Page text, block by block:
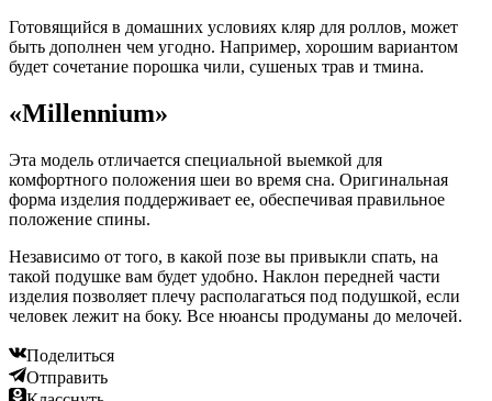
Готовящийся в домашних условиях кляр для роллов, может
быть дополнен чем угодно. Например, хорошим вариантом
будет сочетание порошка чили, сушеных трав и тмина.
«Millennium»
Эта модель отличается специальной выемкой для
комфортного положения шеи во время сна. Оригинальная
форма изделия поддерживает ее, обеспечивая правильное
положение спины.
Независимо от того, в какой позе вы привыкли спать, на
такой подушке вам будет удобно. Наклон передней части
изделия позволяет плечу располагаться под подушкой, если
человек лежит на боку. Все нюансы продуманы до мелочей.
Поделиться
Отправить